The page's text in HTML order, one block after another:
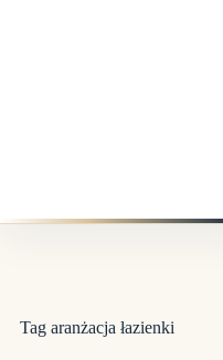
Tag aranżacja łazienki